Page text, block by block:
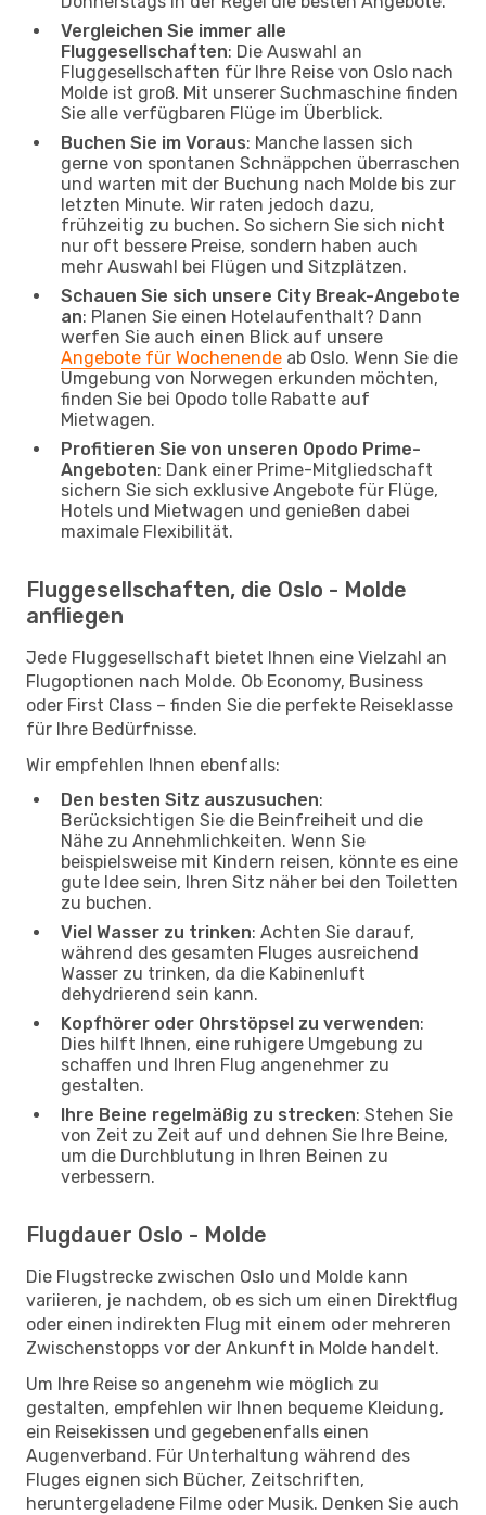
Vergleichen Sie immer alle
Fluggesellschaften: Die Auswahl an
Fluggesellschaften für Ihre Reise von Oslo nach
Molde ist groß. Mit unserer Suchmaschine finden
Sie alle verfügbaren Flüge im Überblick.
Buchen Sie im Voraus: Manche lassen sich
gerne von spontanen Schnäppchen überraschen
und warten mit der Buchung nach Molde bis zur
letzten Minute. Wir raten jedoch dazu,
frühzeitig zu buchen. So sichern Sie sich nicht
nur oft bessere Preise, sondern haben auch
mehr Auswahl bei Flügen und Sitzplätzen.
Schauen Sie sich unsere City Break-Angebote
an: Planen Sie einen Hotelaufenthalt? Dann
werfen Sie auch einen Blick auf unsere
Angebote für Wochenende ab Oslo. Wenn Sie die
Umgebung von Norwegen erkunden möchten,
finden Sie bei Opodo tolle Rabatte auf
Mietwagen.
Profitieren Sie von unseren Opodo Prime-
Angeboten: Dank einer Prime-Mitgliedschaft
sichern Sie sich exklusive Angebote für Flüge,
Hotels und Mietwagen und genießen dabei
maximale Flexibilität.
Fluggesellschaften, die Oslo - Molde
anfliegen
Jede Fluggesellschaft bietet Ihnen eine Vielzahl an
Flugoptionen nach Molde. Ob Economy, Business
oder First Class – finden Sie die perfekte Reiseklasse
für Ihre Bedürfnisse.
Wir empfehlen Ihnen ebenfalls:
Den besten Sitz auszusuchen:
Berücksichtigen Sie die Beinfreiheit und die
Nähe zu Annehmlichkeiten. Wenn Sie
beispielsweise mit Kindern reisen, könnte es eine
gute Idee sein, Ihren Sitz näher bei den Toiletten
zu buchen.
Viel Wasser zu trinken: Achten Sie darauf,
während des gesamten Fluges ausreichend
Wasser zu trinken, da die Kabinenluft
dehydrierend sein kann.
Kopfhörer oder Ohrstöpsel zu verwenden:
Dies hilft Ihnen, eine ruhigere Umgebung zu
schaffen und Ihren Flug angenehmer zu
gestalten.
Ihre Beine regelmäßig zu strecken: Stehen Sie
von Zeit zu Zeit auf und dehnen Sie Ihre Beine,
um die Durchblutung in Ihren Beinen zu
verbessern.
Flugdauer Oslo - Molde
Die Flugstrecke zwischen Oslo und Molde kann
variieren, je nachdem, ob es sich um einen Direktflug
oder einen indirekten Flug mit einem oder mehreren
Zwischenstopps vor der Ankunft in Molde handelt.
Um Ihre Reise so angenehm wie möglich zu
gestalten, empfehlen wir Ihnen bequeme Kleidung,
ein Reisekissen und gegebenenfalls einen
Augenverband. Für Unterhaltung während des
Fluges eignen sich Bücher, Zeitschriften,
heruntergeladene Filme oder Musik. Denken Sie auch